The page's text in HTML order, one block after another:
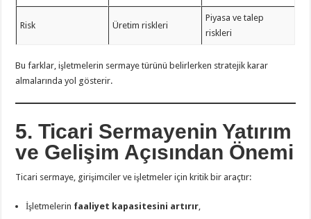
Risk Üretim riskleri
Piyasa ve talep
riskleri
Bu farklar, işletmelerin sermaye türünü belirlerken stratejik karar
almalarında yol gösterir.
5. Ticari Sermayenin Yatırım
ve Gelişim Açısından Önemi
Ticari sermaye, girişimciler ve işletmeler için kritik bir araçtır:
İşletmelerin faaliyet kapasitesini artırır,